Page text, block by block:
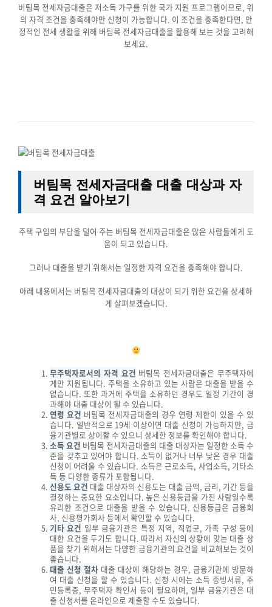
버팀목 전세자금대출은 저소득 가구를 위한 국가 지원 프로그램이므로, 위
의 자격 조건을 충족해야만 신청이 가능합니다. 이 조건을 충족한다면, 안
정적인 전세 생활을 위해 버팀목 전세자금대출을 활용해 보는 것을 고려해
보세요.
버팀목 전세자금대출 대출 대상과 자
격 요건 알아보기
주택 구입의 부담을 덜어 주는 버팀목 전세자금대출은 많은 사람들에게 도
움이 되고 있습니다.
그러나 대출을 받기 위해서는 일정한 자격 요건을 충족해야 합니다.
아래 내용에서는 버팀목 전세자금대출의 대상이 되기 위한 요건을 상세하
게 살펴보겠습니다.
무주택자로서의 자격 요건 버팀목 전세자금대출은 무주택자에
게만 지원됩니다. 주택을 소유하고 있는 사람은 대출을 받을 수
없습니다. 또한 과거에 주택을 소유하던 경우도 일정 기간이 경
과해야 대출 대상이 될 수 있습니다.
연령 요건 버팀목 전세자금대출의 경우 연령 제한이 있을 수 있
습니다. 일반적으로 19세 이상이면 대출 신청이 가능하지만, 금
융기관별로 상이할 수 있으니 상세한 정보를 확인해야 합니다.
소득 요건 버팀목 전세자금대출의 대출 대상자는 일정한 소득 수
준을 갖추고 있어야 합니다. 소득이 없거나 너무 낮은 경우 대출
신청이 어려울 수 있습니다. 소득은 근로소득, 사업소득, 기타소
득 등 다양한 종류가 포함됩니다.
신용도 요건 대출 대상자의 신용도는 대출 금액, 금리, 기간 등을
결정하는 중요한 요소입니다. 높은 신용등급을 가진 사람일수록
유리한 조건으로 대출을 받을 수 있습니다. 신용등급은 금융회
사, 신용평가회사 등에서 확인할 수 있습니다.
기타 요건 일부 금융기관은 특정 지역, 직업군, 가족 구성 등에
대한 요건을 두기도 합니다. 따라서 자신의 상황에 맞는 대출 상
품을 찾기 위해서는 다양한 금융기관의 요건을 비교해보는 것이
좋습니다.
대출 신청 절차 대출 대상에 해당하는 경우, 금융기관에 방문하
여 대출 신청을 할 수 있습니다. 신청 시에는 소득 증빙서류, 주
민등록증, 무주택자 확인서 등이 필요하며, 일부 금융기관은 대
출 신청서를 온라인으로 제출할 수도 있습니다.